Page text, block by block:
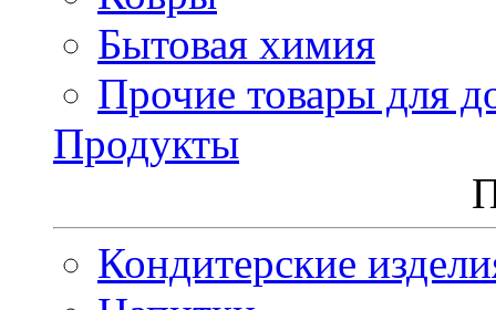
Бытовая химия
Прочие товары для
Продукты
Кондитерские